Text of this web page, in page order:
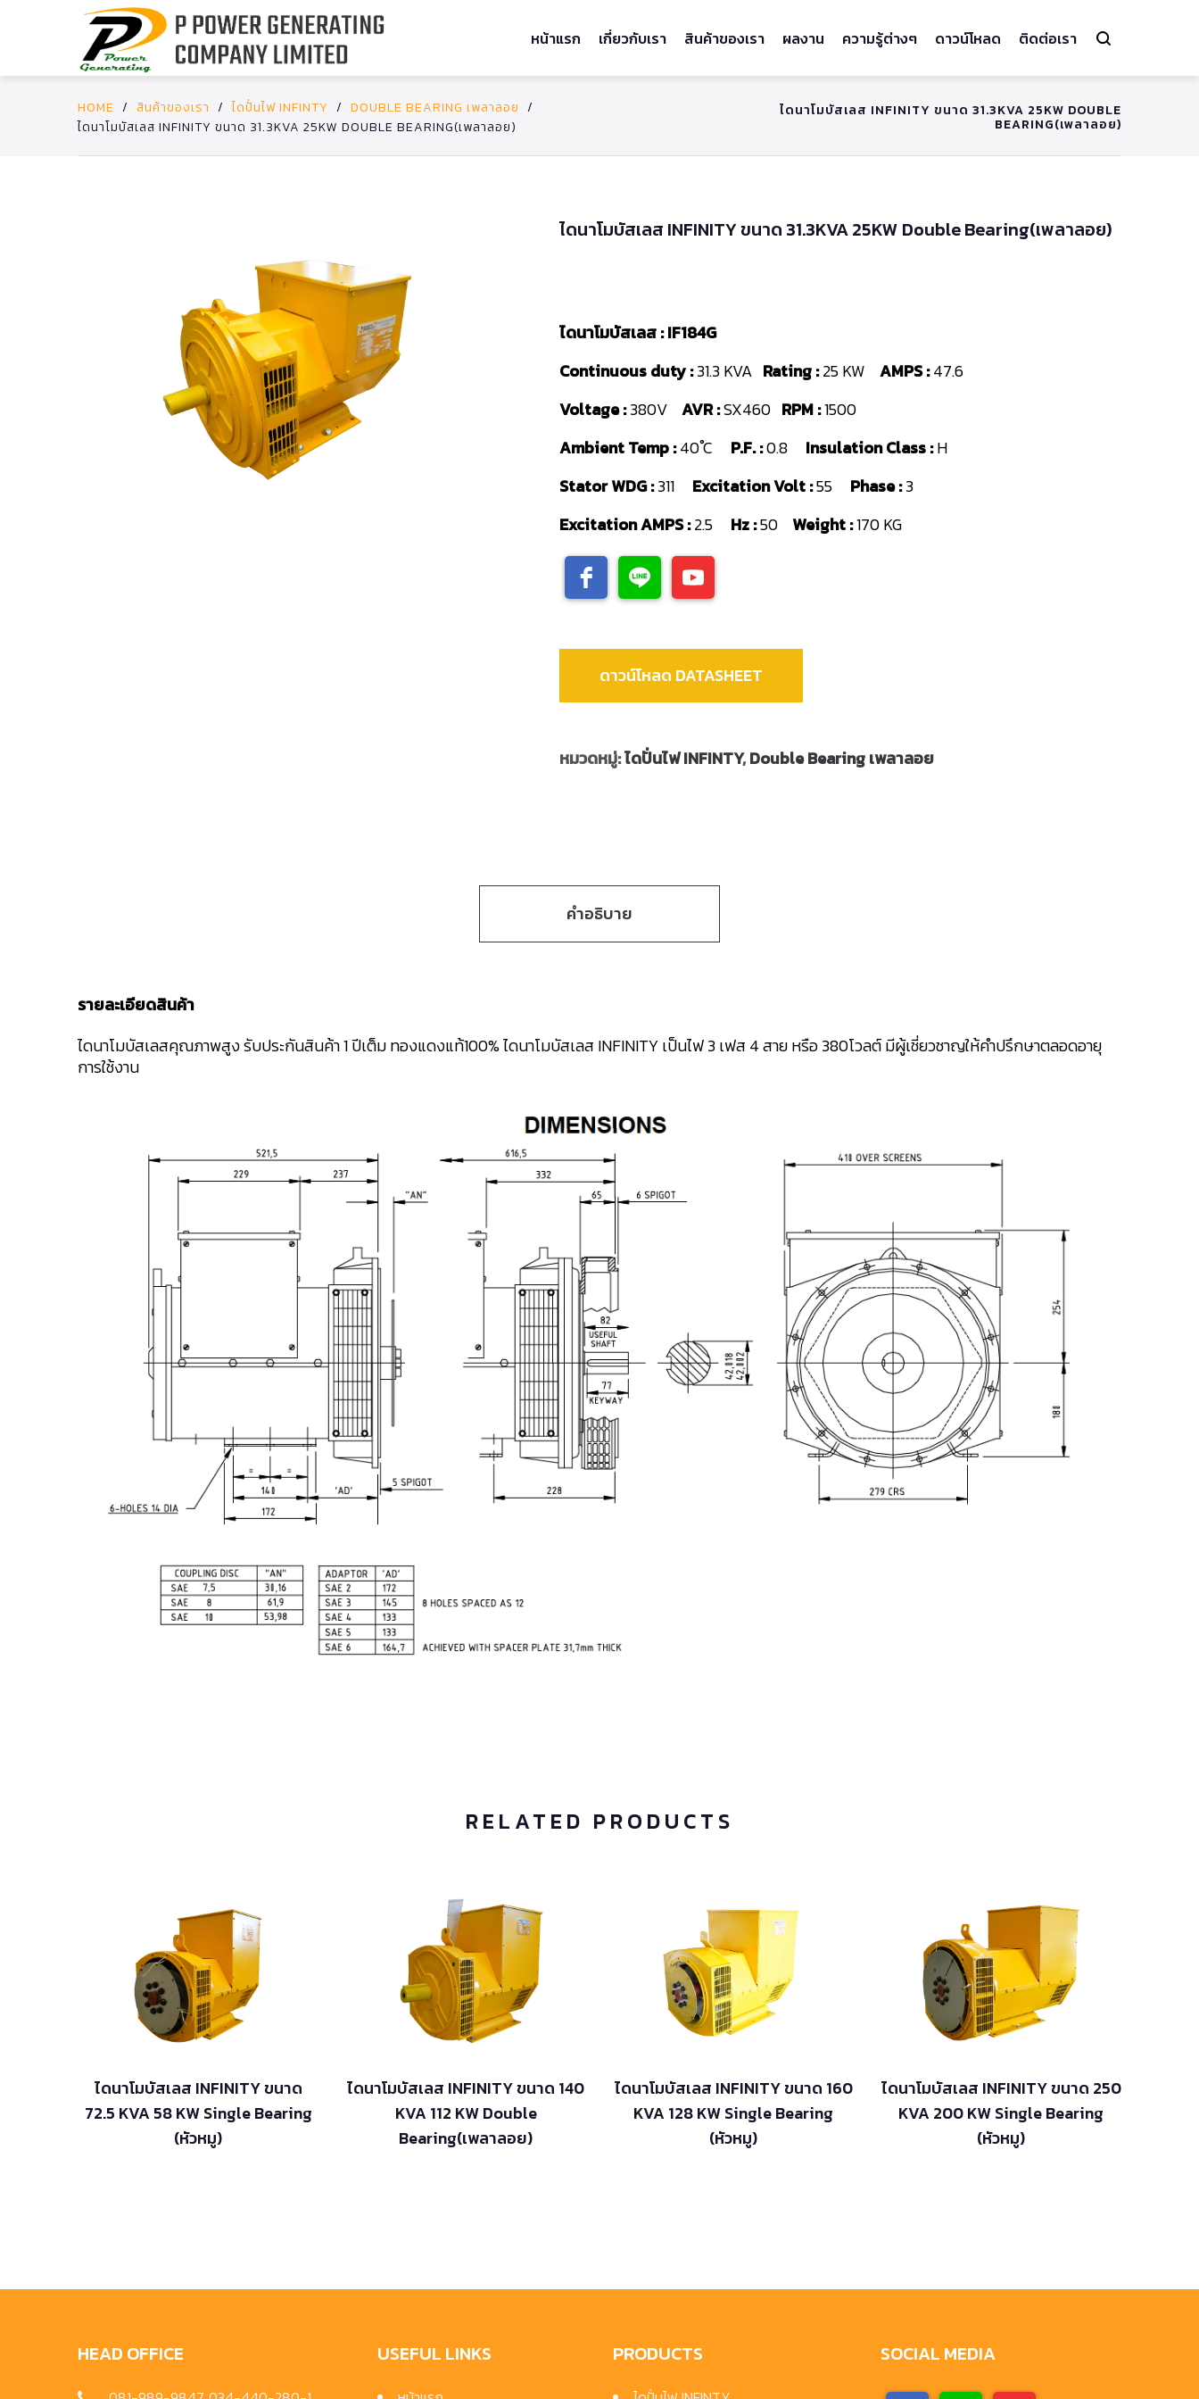
หน้าแรก เกี่ยวกับเรา สินค้าของเรา ผลงาน ความรู้ต่างๆ ดาวน์โหลด ติดต่อเรา
HOME / สินค้าของเรา / ไดปั่นไฟ INFINTY / DOUBLE BEARING เพลาลอย /
ไดนาโมบัสเลส INFINITY ขนาด 31.3KVA 25KW DOUBLE BEARING(เพลาลอย)
ไดนาโมบัสเลส INFINITY ขนาด 31.3KVA 25KW DOUBLE
BEARING(เพลาลอย)
ไดนาโมบัสเลส INFINITY ขนาด 31.3KVA 25KW Double Bearing(เพลาลอย)
ไดนาโมบัสเลส : IF184G
Continuous duty :31.3 KVA Rating :25 KW AMPS :47.6
Voltage :380V AVR :SX460 RPM :1500
Ambient Temp :40 ํC P.F. :0.8 Insulation Class :H
Stator WDG :311 Excitation Volt :55 Phase :3
Excitation AMPS :2.5 Hz :50 Weight :170 KG
ดาวน์โหลด DATASHEET
หมวดหมู่:ไดปั่นไฟ INFINTY,Double Bearing เพลาลอย
คำอธิบาย
รายละเอียดสินค้า
ไดนาโมบัสเลสคุณภาพสูง รับประกันสินค้า 1 ปีเต็ม ทองแดงแท้100% ไดนาโมบัสเลส INFINITY เป็นไฟ 3 เฟส 4 สาย หรือ 380โวลต์ มีผู้เชี่ยวชาญให้คำปรึกษาตลอดอายุ
การใช้งาน
RELATED PRODUCTS
ไดนาโมบัสเลส INFINITY ขนาด
72.5 KVA 58 KW Single Bearing
(หัวหมู)
ไดนาโมบัสเลส INFINITY ขนาด 140
KVA 112 KW Double
Bearing(เพลาลอย)
ไดนาโมบัสเลส INFINITY ขนาด 160
KVA 128 KW Single Bearing
(หัวหมู)
ไดนาโมบัสเลส INFINITY ขนาด 250
KVA 200 KW Single Bearing
(หัวหมู)
HEAD OFFICE USEFUL LINKS PRODUCTS SOCIAL MEDIA